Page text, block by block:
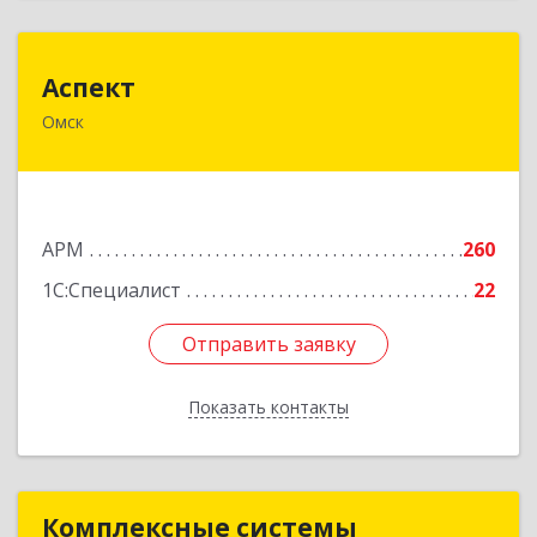
Аспект
Омск
АРМ
260
1С:Специалист
22
Отправить заявку
Показать контакты
644100, Омская обл, Омск г, Королева пр., дом
Отправить заявку
Назад
Комплексные системы
Комплексные системы